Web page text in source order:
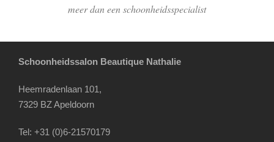
meer dan een schoonheidsspecialist
Schoonheidssalon Beautique Nathalie
Heemradenlaan 101,
7329 BZ Apeldoorn
Tel: +31 (0)6-21570179